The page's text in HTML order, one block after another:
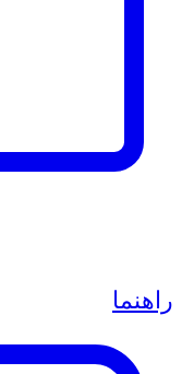
راهنما